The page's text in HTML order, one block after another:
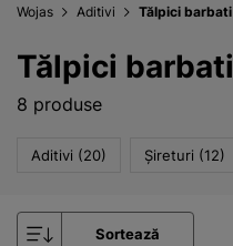
Wojas Aditivi Tălpici barbati
Tălpici barbati
8 produse
Aditivi (20) Șireturi (12)
Sortează